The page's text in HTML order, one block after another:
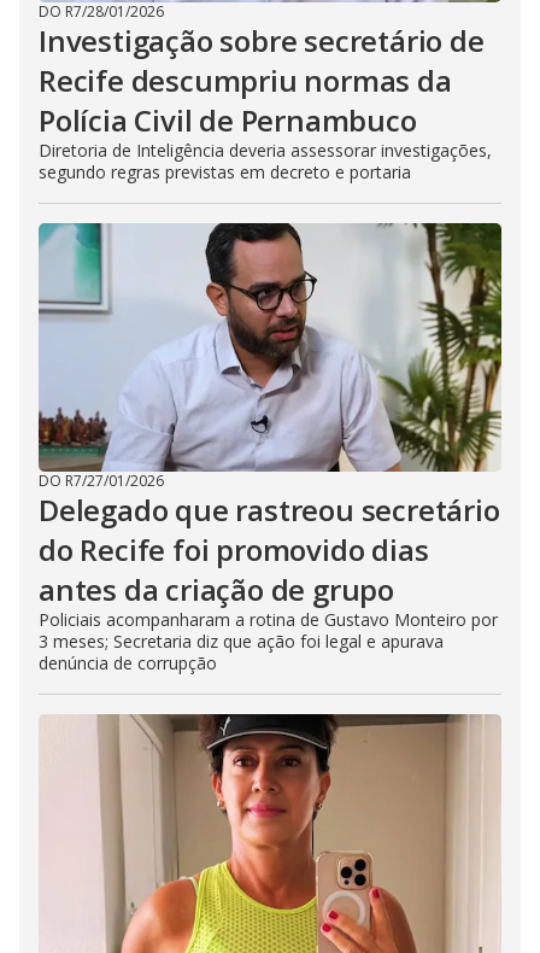
DO R7/28/01/2026
Investigação sobre secretário de
Recife descumpriu normas da
Polícia Civil de Pernambuco
Diretoria de Inteligência deveria assessorar investigações,
segundo regras previstas em decreto e portaria
DO R7/27/01/2026
Delegado que rastreou secretário
do Recife foi promovido dias
antes da criação de grupo
Policiais acompanharam a rotina de Gustavo Monteiro por
3 meses; Secretaria diz que ação foi legal e apurava
denúncia de corrupção